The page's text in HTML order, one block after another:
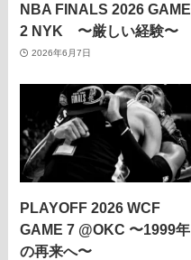
NBA FINALS 2026 GAME
2 NYK 〜厳しい経験〜
2026年6月7日
PLAYOFF 2026 WCF
GAME 7 @OKC 〜1999年
の再来へ〜